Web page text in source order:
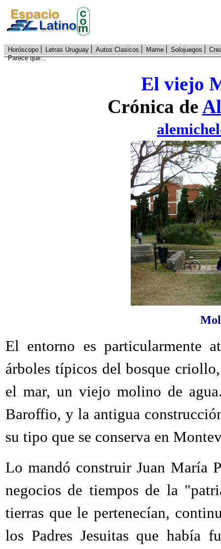
Horóscopo Letras Uruguay Autos Clasicos Mame Solojuegos
Parece que...
El viejo
Crónica de
El entorno es particularmente
árboles típicos del bosque
el mar, un viejo molino de
Baroffio, y la antigua
su tipo que se conserva en
Lo mandó construir Juan María
negocios de tiempos de la
tierras que le pertenecían,
los Padres Jesuitas que había